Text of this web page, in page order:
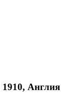
Англия